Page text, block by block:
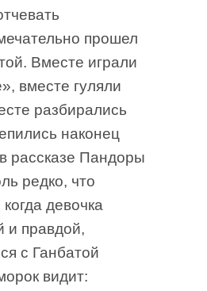
прошел
Вместе играли
вместе гуляли
разбирались
наконец
рассказе Пандоры
редко, что
девочка
и правдой,
с Ганбатой
видит: